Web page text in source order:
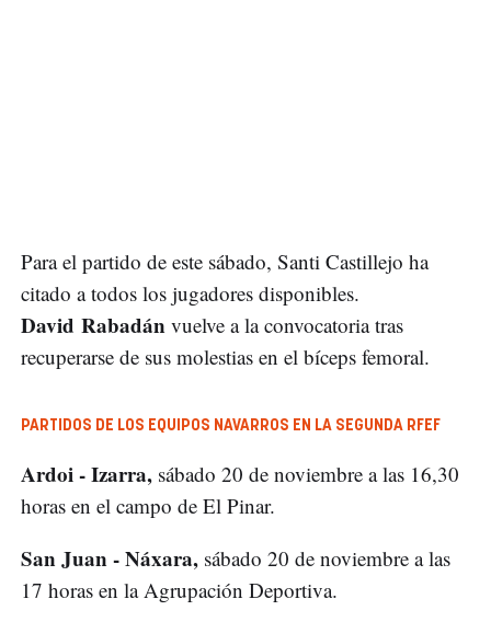
Para el partido de este sábado, Santi Castillejo ha
citado a todos los jugadores disponibles.
David Rabadán vuelve a la convocatoria tras
recuperarse de sus molestias en el bíceps femoral.
PARTIDOS DE LOS EQUIPOS NAVARROS EN LA SEGUNDA RFEF
Ardoi - Izarra, sábado 20 de noviembre a las 16,30
horas en el campo de El Pinar.
San Juan - Náxara, sábado 20 de noviembre a las
17 horas en la Agrupación Deportiva.